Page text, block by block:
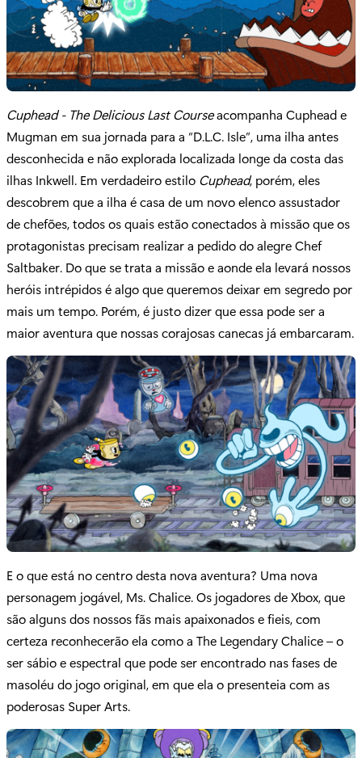
Cuphead - The Delicious Last Courseacompanha Cuphead e
Mugman em sua jornada para a “D.L.C. Isle”, uma ilha antes
desconhecida e não explorada localizada longe da costa das
ilhas Inkwell. Em verdadeiro estilo Cuphead, porém, eles
descobrem que a ilha é casa de um novo elenco assustador
de chefões, todos os quais estão conectados à missão que os
protagonistas precisam realizar a pedido do alegre Chef
Saltbaker. Do que se trata a missão e aonde ela levará nossos
heróis intrépidos é algo que queremos deixar em segredo por
mais um tempo. Porém, é justo dizer que essa pode ser a
maior aventura que nossas corajosas canecas já embarcaram.
E o que está no centro desta nova aventura? Uma nova
personagem jogável, Ms. Chalice. Os jogadores de Xbox, que
são alguns dos nossos fãs mais apaixonados e fieis, com
certeza reconhecerão ela como a The Legendary Chalice – o
ser sábio e espectral que pode ser encontrado nas fases de
masoléu do jogo original, em que ela o presenteia com as
poderosas Super Arts.